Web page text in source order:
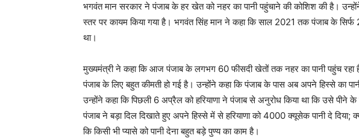
भगवंत मान सरकार ने पंजाब के हर खेत को नहर का पानी पहुंचाने की कोशिश की है।
स्तर पर कायम किया गया है। भगवंत सिंह मान ने कहा कि साल 2021 तक पंजाब के सिर्फ
था।
मुख्यमंत्री ने कहा कि आज पंजाब के लगभग 60 फीसदी खेतों तक नहर का पानी पहुंच रहा
पंजाब के लिए बहुत कीमती हो गई है। उन्होंने कहा कि पंजाब के पास अब अपने हिस्से का
उन्होंने कहा कि पिछली 6 अप्रैल को हरियाणा ने पंजाब से अनुरोध किया था कि उसे पीने
पंजाब ने बड़ा दिल दिखाते हुए अपने हिस्से में से हरियाणा को 4000 क्यूसेक पानी दे दिया;
कि किसी भी प्यासे को पानी देना बहुत बड़े पुण्य का काम है।